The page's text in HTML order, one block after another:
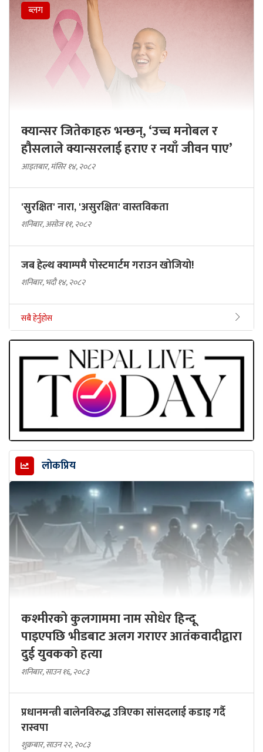
ब्लग
क्यान्सर जितेकाहरु भन्छन्, ‘उच्च मनोबल र
हौसलाले क्यान्सरलाई हराए र नयाँ जीवन पाए’
आइतबार, मंसिर १४, २०८२
'सुरक्षित' नारा, 'असुरक्षित' वास्तविकता
शनिबार, असोज ११, २०८२
जब हेल्थ क्याम्पमै पोस्टमार्टम गराउन खोजियो!
शनिबार, भदौ १४, २०८२
सबै हेर्नुहोस
लोकप्रिय
कश्मीरको कुलगाममा नाम सोधेर हिन्दू
पाइएपछि भीडबाट अलग गराएर आतंकवादीद्वारा
दुई युवकको हत्या
शनिबार, साउन १६, २०८३
प्रधानमन्त्री बालेनविरुद्ध उत्रिएका सांसदलाई कडाइ गर्दै
रास्वपा
शुक्रबार, साउन २२, २०८३